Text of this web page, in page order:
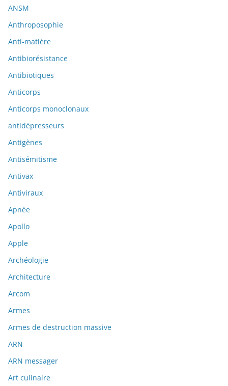
ANSM
Anthroposophie
Anti-matière
Antibiorésistance
Antibiotiques
Anticorps
Anticorps monoclonaux
antidépresseurs
Antigènes
Antisémitisme
Antivax
Antiviraux
Apnée
Apollo
Apple
Archéologie
Architecture
Arcom
Armes
Armes de destruction massive
ARN
ARN messager
Art culinaire